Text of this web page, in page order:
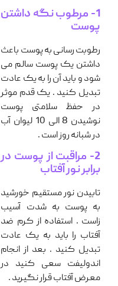
1- مرطوب نگه داشتن
پوست
رطوبت رسانی به پوست باعث
داشتن یک پوست سالم می
شود و باید آن را به یک عادت
تبدیل کنید . یک قدم موثر
در حفظ سلامتی پوست
نوشیدن 8 الی 10 لیوان آب
در شبانه روز است .
2- مراقبت از پوست در
برابر نور آفتاب
تابیدن نور مستقیم خورشید
به پوست به شدت آسیب
زاست . استفاده از کرم ضد
آفتاب را باید به یک عادت
تبدیل کنید . بعد از انجام
اندولیفت سعی کنید در
معرض آفتاب قرار نگیرید .